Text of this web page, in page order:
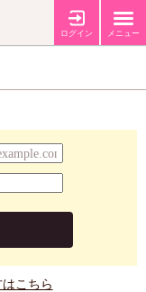
ログイン メニュー
こちら